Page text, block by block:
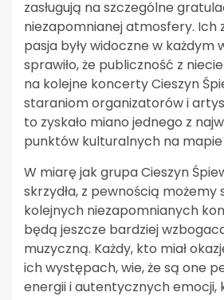
zasługują na szczególne
niezapomnianej atmosfery. Ich
pasja były widoczne w każdym
sprawiło, że publiczność z
na kolejne koncerty Cieszyn
staraniom organizatorów i
to zyskało miano jednego z
punktów kulturalnych na mapie
W miarę jak grupa Cieszyn
skrzydła, z pewnością możemy
kolejnych niezapomnianych
będą jeszcze bardziej
muzyczną. Każdy, kto miał
ich występach, wie, że są one
energii i autentycznych emocji,